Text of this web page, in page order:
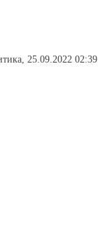
25.09.2022 02:39